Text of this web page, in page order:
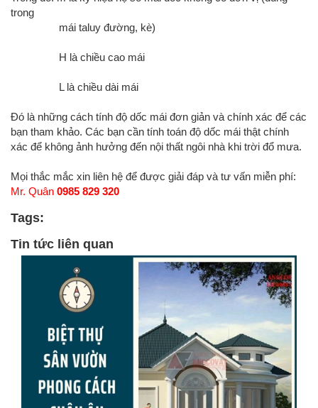
trong
mái taluy đường, kè)
H là chiều cao mái
L là chiều dài mái
Đó là những cách tính độ dốc mái đơn giản và chính xác để các
bạn tham khảo. Các bạn cần tính toán độ dốc mái thật chính
xác để không ảnh hưởng đến nội thất ngôi nhà khi trời đổ mưa.
Mọi thắc mắc xin liên hệ để được giải đáp và tư vấn miễn phí:
Mr. Quân 0985 829 320
Tags:
Tin tức liên quan